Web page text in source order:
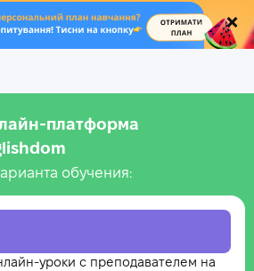
.
обучения:
уроки с преподавателем на